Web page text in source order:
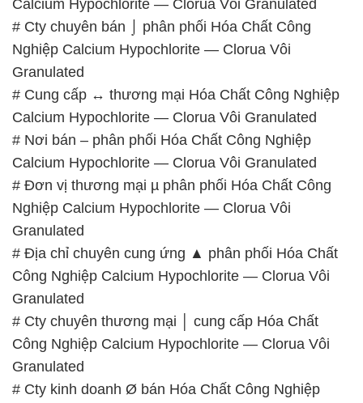
Calcium Hypochlorite — Clorua Vôi Granulated
# Cty chuyên bán ⌡ phân phối Hóa Chất Công
Nghiệp Calcium Hypochlorite — Clorua Vôi
Granulated
# Cung cấp ↔ thương mại Hóa Chất Công Nghiệp
Calcium Hypochlorite — Clorua Vôi Granulated
# Nơi bán – phân phối Hóa Chất Công Nghiệp
Calcium Hypochlorite — Clorua Vôi Granulated
# Đơn vị thương mại µ phân phối Hóa Chất Công
Nghiệp Calcium Hypochlorite — Clorua Vôi
Granulated
# Địa chỉ chuyên cung ứng ▲ phân phối Hóa Chất
Công Nghiệp Calcium Hypochlorite — Clorua Vôi
Granulated
# Cty chuyên thương mại │ cung cấp Hóa Chất
Công Nghiệp Calcium Hypochlorite — Clorua Vôi
Granulated
# Cty kinh doanh Ø bán Hóa Chất Công Nghiệp